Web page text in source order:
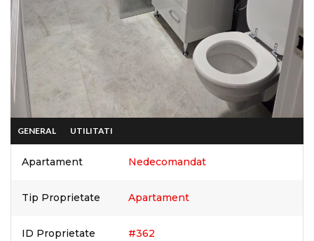
GENERAL UTILITATI
Apartament Nedecomandat
Tip Proprietate Apartament
ID Proprietate #362